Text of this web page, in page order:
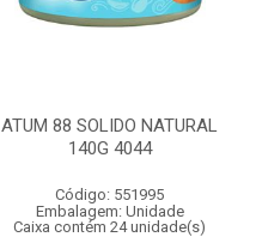
ATUM 88 SOLIDO NATURAL
140G 4044
Código: 551995
Embalagem: Unidade
Caixa contém 24 unidade(s)